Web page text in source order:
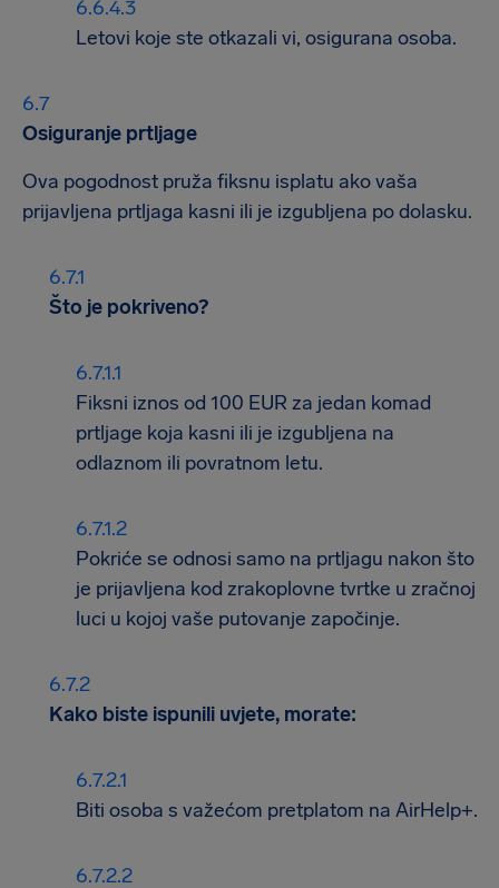
Letovi koje ste otkazali vi, osigurana osoba.
Osiguranje prtljage
Ova pogodnost pruža fiksnu isplatu ako vaša
prijavljena prtljaga kasni ili je izgubljena po dolasku.
Što je pokriveno?
Fiksni iznos od 100 EUR za jedan komad
prtljage koja kasni ili je izgubljena na
odlaznom ili povratnom letu.
Pokriće se odnosi samo na prtljagu nakon što
je prijavljena kod zrakoplovne tvrtke u zračnoj
luci u kojoj vaše putovanje započinje.
Kako biste ispunili uvjete, morate:
Biti osoba s važećom pretplatom na AirHelp+.